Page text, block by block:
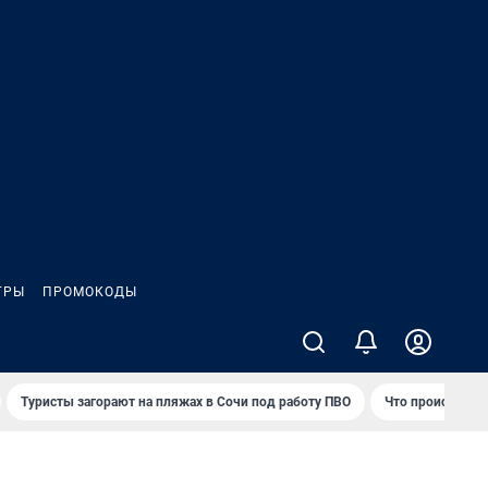
ПРОМОКОДЫ
Туристы загорают на пляжах в Сочи под работу ПВО Что происходит